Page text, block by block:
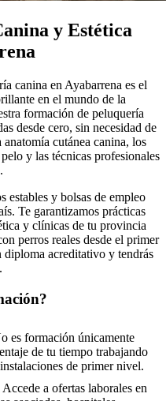
y Estética
canina en Ayabarrena es el
en el mundo de la
formación de peluquería
desde cero, sin necesidad de
cutánea canina, los
y las técnicas profesionales
estables y bolsas de empleo
Te garantizamos prácticas
y clínicas de tu provincia
perros reales desde el primer
acreditativo y tendrás
es formación únicamente
de tu tiempo trabajando
de primer nivel.
Accede a ofertas laborales en